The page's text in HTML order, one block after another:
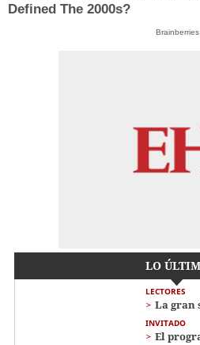
Defined The 2000s?
Brainberries
LO
LECTORES
La gran
INVITADO
El